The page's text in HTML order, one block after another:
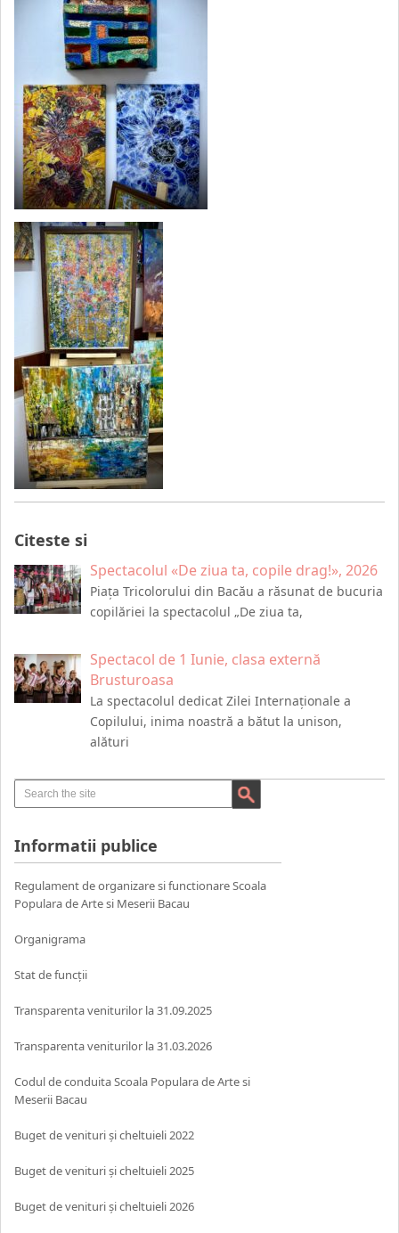
Citeste si
Spectacolul «De ziua ta, copile drag!», 2026
Piața Tricolorului din Bacău a răsunat de bucuria
copilăriei la spectacolul „De ziua ta,
Spectacol de 1 Iunie, clasa externă
Brusturoasa
La spectacolul dedicat Zilei Internaționale a
Copilului, inima noastră a bătut la unison,
alături
Informatii publice
Regulament de organizare si functionare Scoala
Populara de Arte si Meserii Bacau
Organigrama
Stat de funcții
Transparenta veniturilor la 31.09.2025
Transparenta veniturilor la 31.03.2026
Codul de conduita Scoala Populara de Arte si
Meserii Bacau
Buget de venituri și cheltuieli 2022
Buget de venituri și cheltuieli 2025
Buget de venituri și cheltuieli 2026